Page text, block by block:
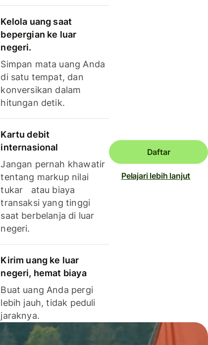
Kelola uang saat
bepergian ke luar
negeri.
Simpan mata uang Anda
di satu tempat, dan
konversikan dalam
hitungan detik.
Kartu debit
internasional
Jangan pernah khawatir
tentang markup nilai
tukar atau biaya
transaksi yang tinggi
saat berbelanja di luar
negeri.
Kirim uang ke luar
negeri, hemat biaya
Buat uang Anda pergi
lebih jauh, tidak peduli
jaraknya.
Daftar
Pelajari lebih lanjut